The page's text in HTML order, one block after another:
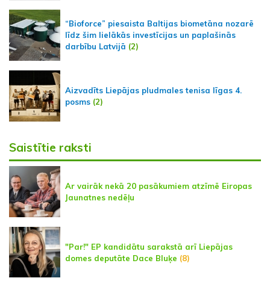
“Bioforce” piesaista Baltijas biometāna nozarē
līdz šim lielākās investīcijas un paplašinās
darbību Latvijā (2)
Aizvadīts Liepājas pludmales tenisa līgas 4.
posms (2)
Saistītie raksti
Ar vairāk nekā 20 pasākumiem atzīmē Eiropas
Jaunatnes nedēļu
"Par!" EP kandidātu sarakstā arī Liepājas
domes deputāte Dace Bluķe (8)